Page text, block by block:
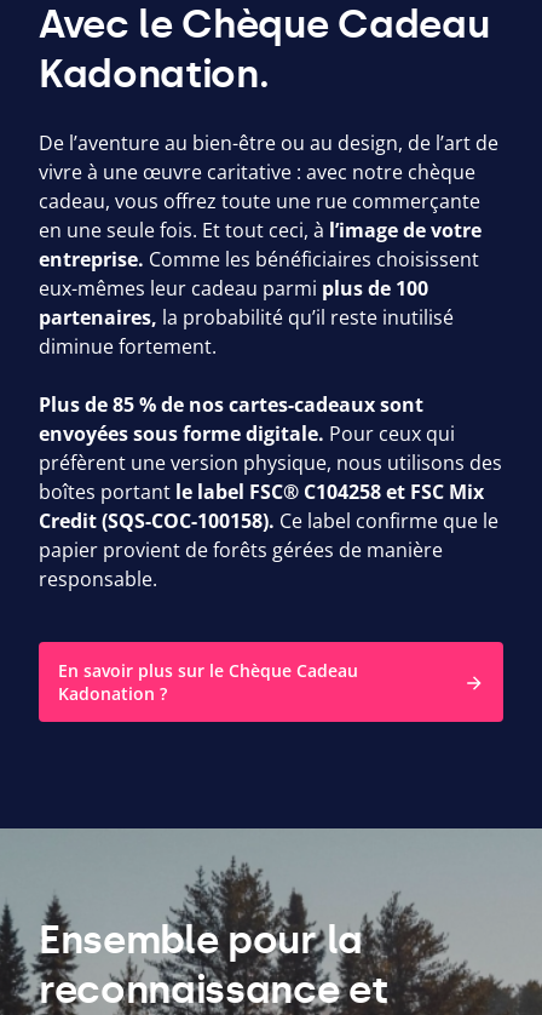
Avec le Chèque Cadeau
Kadonation.
De l’aventure au bien-être ou au design, de l’art de
vivre à une œuvre caritative : avec notre chèque
cadeau, vous offrez toute une rue commerçante
en une seule fois. Et tout ceci, à l’image de votre
entreprise. Comme les bénéficiaires choisissent
eux-mêmes leur cadeau parmi plus de 100
partenaires, la probabilité qu’il reste inutilisé
diminue fortement.
Plus de85% de nos cartes-cadeaux sont
envoyées sous forme digitale. Pour ceux qui
préfèrent une version physique, nous utilisons des
boîtes portant le label FSC® C104258et FSC Mix
Credit (SQS-COC-100158). Ce label confirme que le
papier provient de forêts gérées de manière
responsable.
En savoir plus sur le Chèque Cadeau
Kadonation ?
Ensemble pour la
reconnaissance et